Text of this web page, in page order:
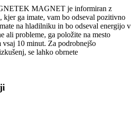
MAGNET je informiran z
ga imate, vam bo odseval pozitivno
na hladilniku in bo odseval energijo v
ali probleme, ga položite na mesto
vsaj 10 minut. Za podrobnejšo
se lahko obrnete